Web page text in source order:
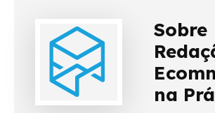
Sobre
na